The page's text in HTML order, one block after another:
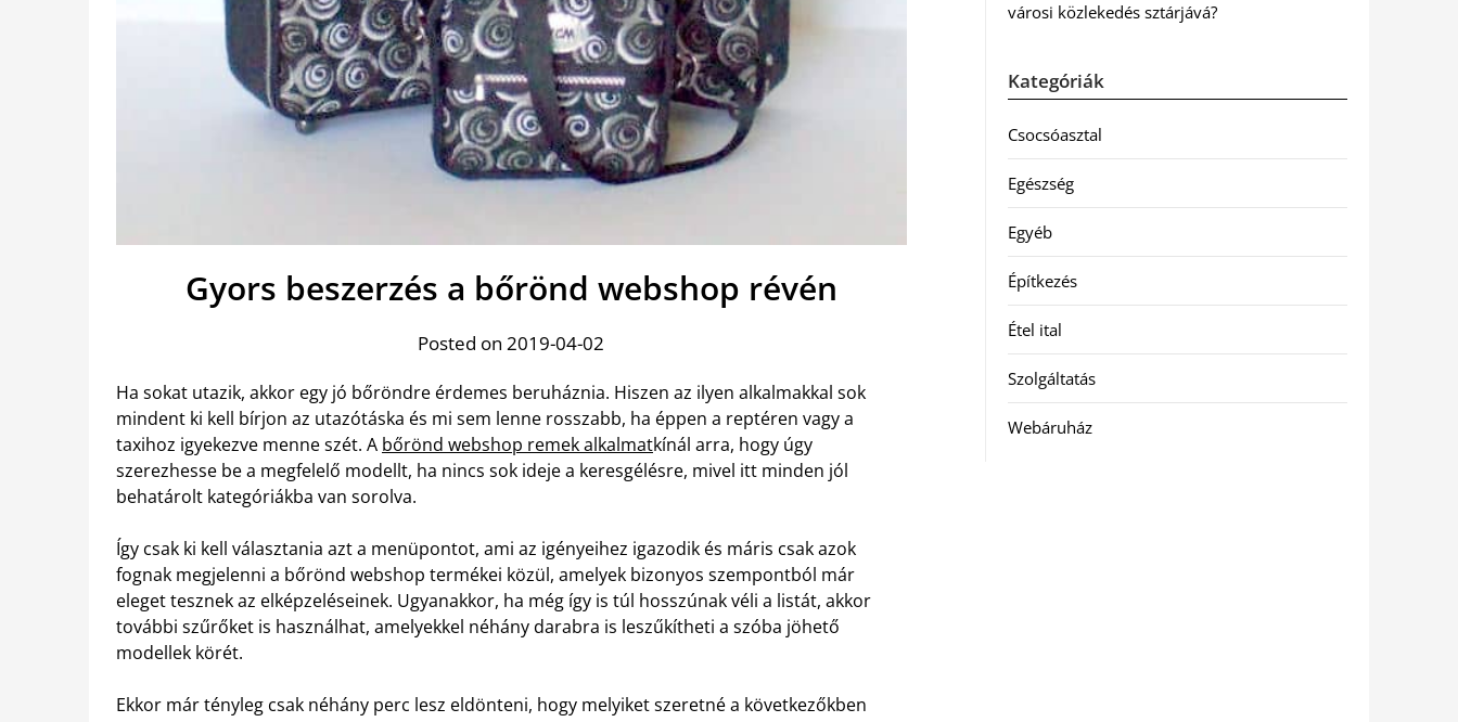
Gyors beszerzés a bőrönd webshop révén
Posted on 2019-04-02
Ha sokat utazik, akkor egy jó bőröndre érdemes beruháznia. Hiszen az ilyen alkalmakkal sok
mindent ki kell bírjon az utazótáska és mi sem lenne rosszabb, ha éppen a reptéren vagy a
taxihoz igyekezve menne szét. A bőrönd webshop remek alkalmatkínál arra, hogy úgy
szerezhesse be a megfelelő modellt, ha nincs sok ideje a keresgélésre, mivel itt minden jól
behatárolt kategóriákba van sorolva.
Így csak ki kell választania azt a menüpontot, ami az igényeihez igazodik és máris csak azok
fognak megjelenni a bőrönd webshop termékei közül, amelyek bizonyos szempontból már
eleget tesznek az elképzeléseinek. Ugyanakkor, ha még így is túl hosszúnak véli a listát, akkor
további szűrőket is használhat, amelyekkel néhány darabra is leszűkítheti a szóba jöhető
modellek körét.
Ekkor már tényleg csak néhány perc lesz eldönteni, hogy melyiket szeretné a következőkben
városi közlekedés sztárjává?
Kategóriák
Csocsóasztal
Egészség
Egyéb
Építkezés
Étel ital
Szolgáltatás
Webáruház